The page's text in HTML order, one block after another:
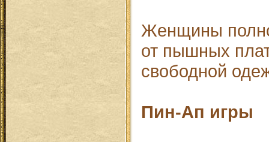
Женщины
от пышных
свободной
Пин-Ап игры